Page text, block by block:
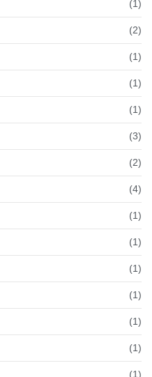
(1)
(2)
(1)
(1)
(1)
(3)
(2)
(4)
(1)
(1)
(1)
(1)
(1)
(1)
(1)